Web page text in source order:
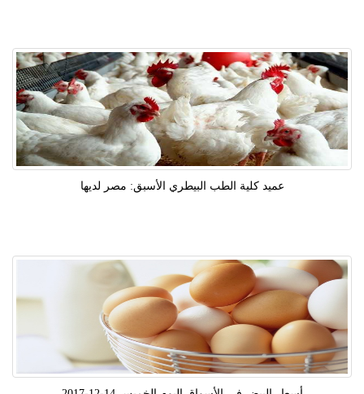
عميد كلية الطب البيطري الأسبق: مصر لديها